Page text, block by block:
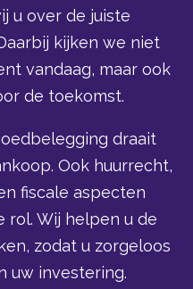
u over de juiste
kijken we niet
vandaag, maar ook
de toekomst.
draait
Ook huurrecht,
fiscale aspecten
rol. Wij helpen u de
zodat u zorgeloos
uw investering.